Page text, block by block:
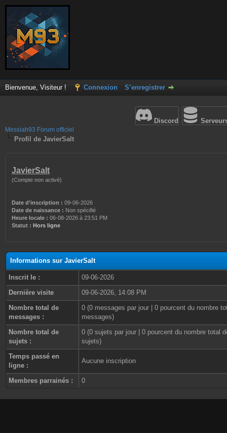
Bienvenue, Visiteur ! Connexion S’enregistrer
Discord
Messiah93 Forum officiel
Profil de JavierSalt
JavierSalt
(Compte non activé)
Date d’inscription : 09-06-2026
Date de naissance : Non spécifié
Heure locale : 06-08-2026 à 23:51 PM
Statut : Hors ligne
Informations sur JavierSalt
Inscrit le :
09-06-2026
Dernière visite
09-06-2026, 14:08 PM
Nombre total de
messages :
0 (0 messages par jour | 0 pourcent du nombre
messages)
Nombre total de
sujets :
0 (0 sujets par jour | 0 pourcent du nombre total
sujets)
Temps passé en
ligne :
Aucune inscription
Membres parrainés : 0